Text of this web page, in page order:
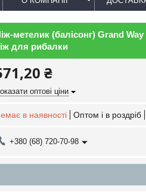
метелик (балісонг) Grand
для рибалки
₴
оптові ціни
в наявності Оптом і в роздріб
+380 (68) 720-70-98